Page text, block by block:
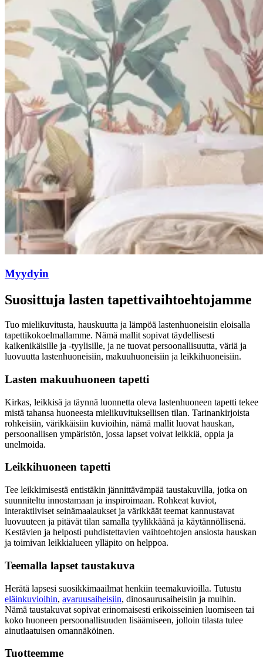
Myydyin
Suosittuja lasten tapettivaihtoehtojamme
Tuo mielikuvitusta, hauskuutta ja lämpöä lastenhuoneisiin eloisalla
tapettikokoelmallamme. Nämä mallit sopivat täydellisesti
kaikenikäisille ja -tyylisille, ja ne tuovat persoonallisuutta, väriä ja
luovuutta lastenhuoneisiin, makuuhuoneisiin ja leikkihuoneisiin.
Lasten makuuhuoneen tapetti
Kirkas, leikkisä ja täynnä luonnetta oleva lastenhuoneen tapetti tekee
mistä tahansa huoneesta mielikuvituksellisen tilan. Tarinankirjoista
rohkeisiin, värikkäisiin kuvioihin, nämä mallit luovat hauskan,
persoonallisen ympäristön, jossa lapset voivat leikkiä, oppia ja
unelmoida.
Leikkihuoneen tapetti
Tee leikkimisestä entistäkin jännittävämpää taustakuvilla, jotka on
suunniteltu innostamaan ja inspiroimaan. Rohkeat kuviot,
interaktiiviset seinämaalaukset ja värikkäät teemat kannustavat
luovuuteen ja pitävät tilan samalla tyylikkäänä ja käytännöllisenä.
Kestävien ja helposti puhdistettavien vaihtoehtojen ansiosta hauskan
ja toimivan leikkialueen ylläpito on helppoa.
Teemalla lapset taustakuva
Herätä lapsesi suosikkimaailmat henkiin teemakuvioilla. Tutustu
eläinkuvioihin, avaruusaiheisiin, dinosaurusaiheisiin ja muihin.
Nämä taustakuvat sopivat erinomaisesti erikoisseinien luomiseen tai
koko huoneen persoonallisuuden lisäämiseen, jolloin tilasta tulee
ainutlaatuisen omannäköinen.
Tuotteemme